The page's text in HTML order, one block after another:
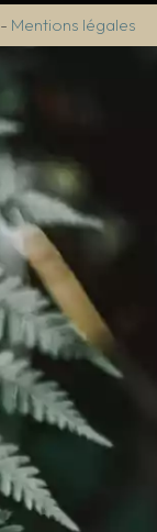
- Mentions légales